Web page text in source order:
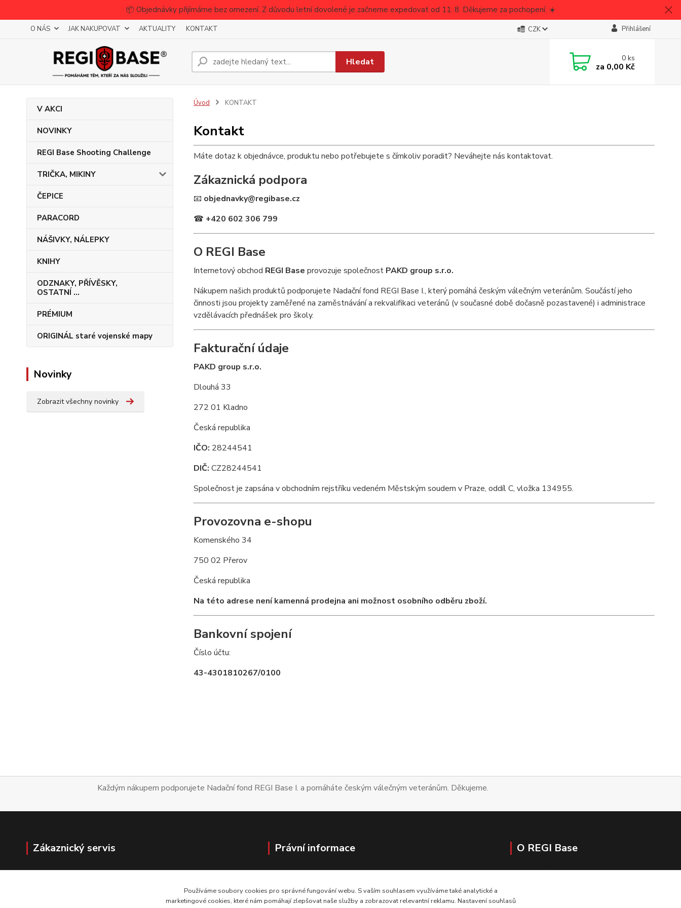
📦 Objednávky přijímáme bez omezení. Z důvodu letní dovolené je začneme expedovat od 11. 8. Děkujeme za pochopení. ☀️
O NÁS JAK NAKUPOVAT AKTUALITY KONTAKT CZK Přihlášení
Hledat 0ks
za 0,00 Kč
V AKCI
NOVINKY
REGI Base Shooting Challenge
TRIČKA, MIKINY
ČEPICE
PARACORD
NÁŠIVKY, NÁLEPKY
KNIHY
ODZNAKY, PŘÍVĚSKY,
OSTATNÍ ...
PRÉMIUM
ORIGINÁL staré vojenské mapy
Novinky
Zobrazit všechny novinky
Úvod KONTAKT
Kontakt
Máte dotaz k objednávce, produktu nebo potřebujete s čímkoliv poradit? Neváhejte nás kontaktovat.
Zákaznická podpora
📧 objednavky@regibase.cz
☎ +420 602 306 799
O REGI Base
Internetový obchod REGI Base provozuje společnost PAKD group s.r.o.
Nákupem našich produktů podporujete Nadační fond REGI Base I., který pomáhá českým válečným veteránům. Součástí jeho
činnosti jsou projekty zaměřené na zaměstnávání a rekvalifikaci veteránů (v současné době dočasně pozastavené) i administrace
vzdělávacích přednášek pro školy.
Fakturační údaje
PAKD group s.r.o.
Dlouhá 33
272 01 Kladno
Česká republika
IČO: 28244541
DIČ: CZ28244541
Společnost je zapsána v obchodním rejstříku vedeném Městským soudem v Praze, oddíl C, vložka 134955.
Provozovna e-shopu
Komenského 34
750 02 Přerov
Česká republika
Na této adrese není kamenná prodejna ani možnost osobního odběru zboží.
Bankovní spojení
Číslo účtu:
43-4301810267/0100
Každým nákupem podporujete Nadační fond REGI Base I. a pomáháte českým válečným veteránům. Děkujeme.
Zákaznický servis
Doprava a platba
Právní informace
Obchodní podmínky
Ochrana osobních údajů
Cookies
O REGI Base
O nás
Používáme soubory cookies pro správné fungování webu. S vaším souhlasem využíváme také analytické a
marketingové cookies, které nám pomáhají zlepšovat naše služby a zobrazovat relevantní reklamu. Nastavení souhlasů